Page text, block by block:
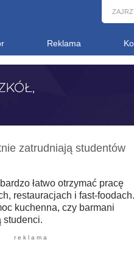
Reklama
zatrudniają studentów
łatwo otrzymać pracę
restauracjach i fast-foodach.
kuchenna, czy barmani
studenci.
r e k l a m a